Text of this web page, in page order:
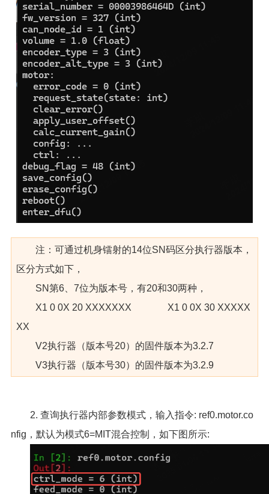
注：可通过机身镭射的14位SN码区分执行器版本，
区分方式如下，
SN第6、7位为版本号，有20和30两种，
X1 0 0X 20 XXXXXXX X1 0 0X 30 XXXXX
XX
V2执行器（版本号20）的固件版本为3.2.7
V3执行器（版本号30）的固件版本为3.2.9
2. 查询执行器内部参数模式，输入指令: ref0.motor.co
nfig，默认为模式6=MIT混合控制，如下图所示: